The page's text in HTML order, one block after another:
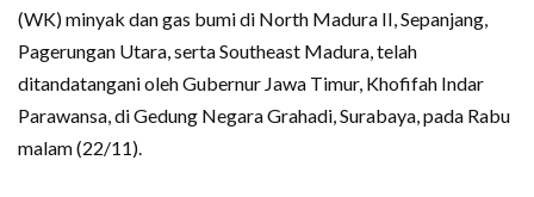
(WK) minyak dan gas bumi di North Madura II, Sepanjang,
Pagerungan Utara, serta Southeast Madura, telah
ditandatangani oleh Gubernur Jawa Timur, Khofifah Indar
Parawansa, di Gedung Negara Grahadi, Surabaya, pada Rabu
malam (22/11).